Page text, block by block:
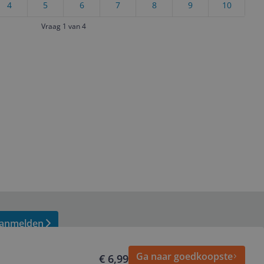
10
9
8
7
6
5
4
Vraag 1 van 4
€ 6,99
Ga naar goedkoopste